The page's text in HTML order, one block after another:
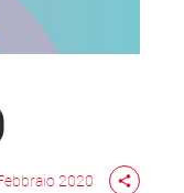
2020 share